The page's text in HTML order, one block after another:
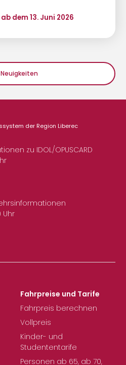
dem 13. Juni 2026
der Region Liberec
zu IDOL/OPUSCARD
Uhr
Fahrpreise und Tarife
Fahrpreis berechnen
Vollpreis
Kinder- und
Studententarife
Personen ab 65, ab 70,